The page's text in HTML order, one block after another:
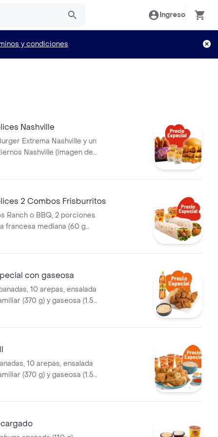
Ingreso
y condiciones
Nashville
Extrema Nashville y un
Nashville (imagen de
a producto
2 Combos Frisburritos
Ranch o BBQ, 2 porciones
francesa mediana (60 g
(325 ml)
con gaseosa
10 arepas, ensalada
(370 g) y gaseosa (1.5
10 arepas, ensalada
(370 g) y gaseosa (1.5